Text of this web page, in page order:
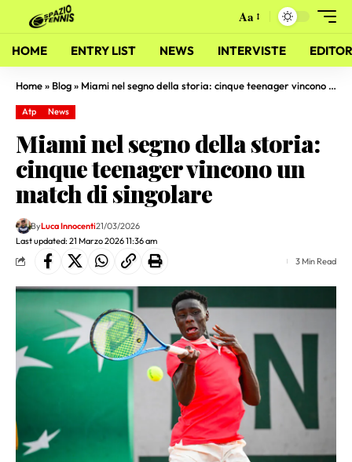
Aa
HOME ENTRY LIST NEWS INTERVISTE
Home» Blog» Miami nel segno della storia: cinque teenager vincono un match di singolare
Atp News
Miami nel segno della storia:
cinque teenager vincono un
match di singolare
Last updated: 21 Marzo 2026 11:36 am
ByLuca Innocenti21/03/2026
3 Min Read